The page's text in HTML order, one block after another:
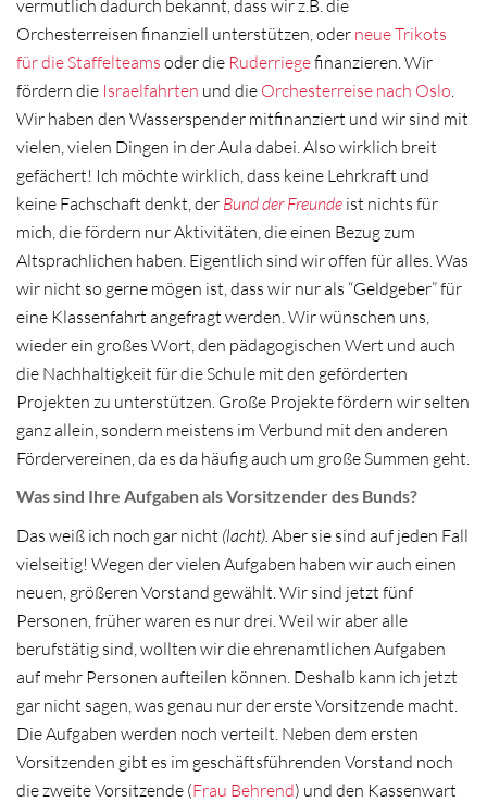
vermutlich dadurch bekannt, dass wir z.B. die
Orchesterreisen finanziell unterstützen, oder neue Trikots
für die Staffelteams oder die Ruderriegefinanzieren. Wir
fördern die Israelfahrten und die Orchesterreise nach Oslo
Wir haben den Wasserspender mitfinanziert und wir sind mit
vielen, vielen Dingen in der Aula dabei. Also wirklich breit
gefächert! Ich möchte wirklich, dass keine Lehrkraft und
keine Fachschaft denkt, der Bund der Freunde ist nichts für
mich, die fördern nur Aktivitäten, die einen Bezug zum
Altsprachlichen haben. Eigentlich sind wir offen für alles. Was
wir nicht so gerne mögen ist, dass wir nur als “Geldgeber” für
eine Klassenfahrt angefragt werden. Wir wünschen uns,
wieder ein großes Wort, den pädagogischen Wert und auch
die Nachhaltigkeit für die Schule mit den geförderten
Projekten zu unterstützen. Große Projekte fördern wir selten
ganz allein, sondern meistens im Verbund mit den anderen
Fördervereinen, da es da häufig auch um große Summen geht.
Was sind Ihre Aufgaben als Vorsitzender des Bunds?
Das weiß ich noch gar nicht (lacht). Aber sie sind auf jeden Fall
vielseitig! Wegen der vielen Aufgaben haben wir auch einen
neuen, größeren Vorstand gewählt. Wir sind jetzt fünf
Personen, früher waren es nur drei. Weil wir aber alle
berufstätig sind, wollten wir die ehrenamtlichen Aufgaben
auf mehr Personen aufteilen können. Deshalb kann ich jetzt
gar nicht sagen, was genau nur der erste Vorsitzende macht.
Die Aufgaben werden noch verteilt. Neben dem ersten
Vorsitzenden gibt es im geschäftsführenden Vorstand noch
die zweite Vorsitzende (Frau Behrend) und den Kassenwart